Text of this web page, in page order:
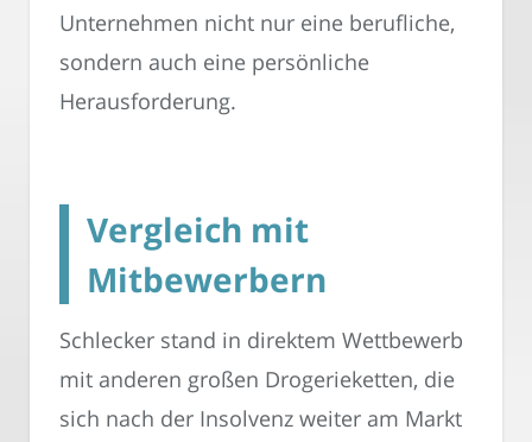
Unternehmen nicht nur eine berufliche,
sondern auch eine persönliche
Herausforderung.
Vergleich mit
Mitbewerbern
Schlecker stand in direktem Wettbewerb
mit anderen großen Drogerieketten, die
sich nach der Insolvenz weiter am Markt